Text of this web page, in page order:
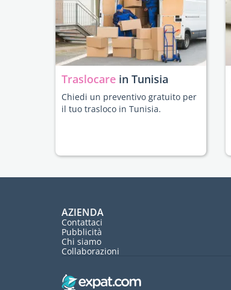
Traslocare in Tunisia
Chiedi un preventivo gratuito per
il tuo trasloco in Tunisia.
AZIENDA
Contattaci
Pubblicità
Chi siamo
Collaborazioni